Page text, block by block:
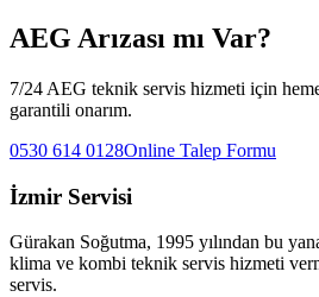
AEG Arızası mı Var?
7/24 AEG teknik servis hizmeti için
garantili onarım.
0530 614 0128Online Talep Formu
İzmir Servisi
Gürakan Soğutma, 1995 yılından bu
klima ve kombi teknik servis hizmeti
servis.